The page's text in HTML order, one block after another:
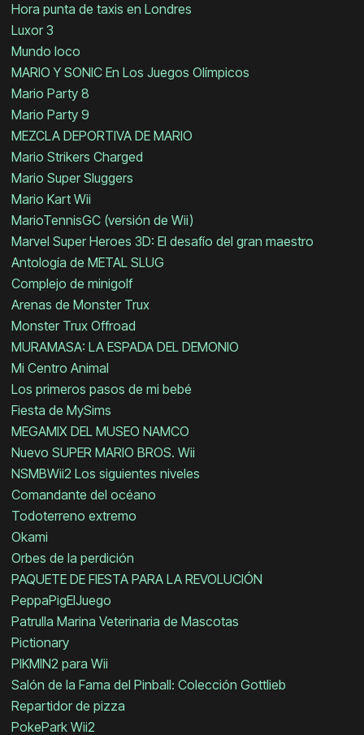
Hora punta de taxis en Londres
Luxor 3
Mundo loco
MARIO Y SONIC En Los Juegos Olímpicos
Mario Party 8
Mario Party 9
MEZCLA DEPORTIVA DE MARIO
Mario Strikers Charged
Mario Super Sluggers
Mario Kart Wii
MarioTennisGC (versión de Wii)
Marvel Super Heroes 3D: El desafío del gran maestro
Antología de METAL SLUG
Complejo de minigolf
Arenas de Monster Trux
Monster Trux Offroad
MURAMASA: LA ESPADA DEL DEMONIO
Mi Centro Animal
Los primeros pasos de mi bebé
Fiesta de MySims
MEGAMIX DEL MUSEO NAMCO
Nuevo SUPER MARIO BROS. Wii
NSMBWii2 Los siguientes niveles
Comandante del océano
Todoterreno extremo
Okami
Orbes de la perdición
PAQUETE DE FIESTA PARA LA REVOLUCIÓN
PeppaPigElJuego
Patrulla Marina Veterinaria de Mascotas
Pictionary
PIKMIN2 para Wii
Salón de la Fama del Pinball: Colección Gottlieb
Repartidor de pizza
PokePark Wii2